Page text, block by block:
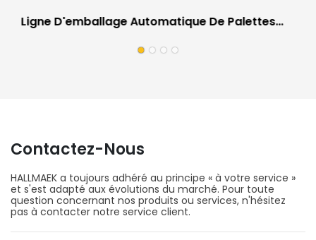
Ligne D'emballage Automatique De Palettes
Travail Sur Site Pour Usines De Revêtements De
Contactez-Nous
HALLMAEK a toujours adhéré au principe « à votre service »
et s'est adapté aux évolutions du marché. Pour toute
question concernant nos produits ou services, n'hésitez
pas à contacter notre service client.